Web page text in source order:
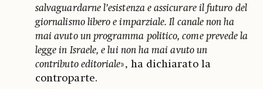
salvaguardarne l’esistenza e assicurare il futuro del
giornalismo libero e imparziale. Il canale non ha
mai avuto un programma politico, come prevede la
legge in Israele, e lui non ha mai avuto un
contributo editoriale», ha dichiarato la
controparte.